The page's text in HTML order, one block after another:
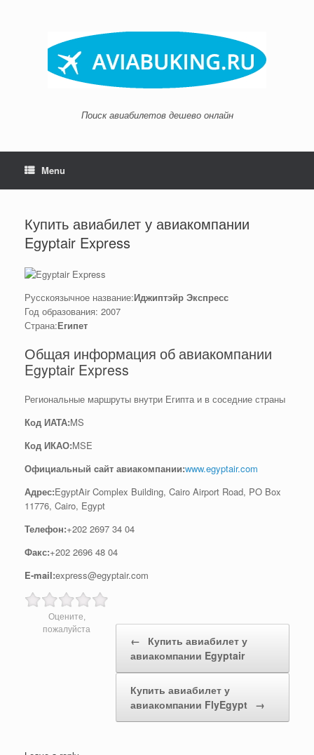
Поиск авиабилетов дешево онлайн
Menu
Купить авиабилет у авиакомпании
Egyptair Express
Русскоязычное название:Иджиптэйр Экспресс
Год образования: 2007
Страна:Египет
Общая информация об авиакомпании
Egyptair Express
Региональные маршруты внутри Египта и в соседние страны
Код ИАТА:MS
Код ИКАО:MSE
Официальный cайт авиакомпании:www.egyptair.com
Адрес:EgyptAir Complex Building, Cairo Airport Road, PO Box
11776, Cairo, Egypt
Телефон:+202 2697 34 04
Факс:+202 2696 48 04
E-mail:express@egyptair.com
Оцените,
пожалуйста
Post navigation
←
Купить авиабилет у
авиакомпании Egyptair
Купить авиабилет у
авиакомпании FlyEgypt →